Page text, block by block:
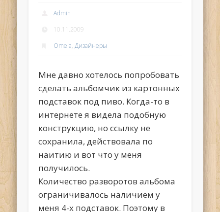
Admin
10.11.2009
Omela,Дизайнеры
Мне давно хотелось попробовать
сделать альбомчик из картонных
подставок под пиво. Когда-то в
интернете я видела подобную
конструкцию, но ссылку не
сохранила, действовала по
наитию и вот что у меня
получилось.
Количество разворотов альбома
ограничивалось наличием у
меня 4-х подставок. Поэтому в